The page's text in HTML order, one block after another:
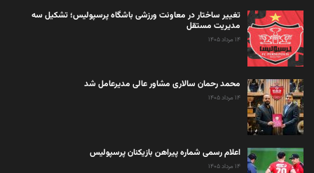
تغییر ساختار در معاونت ورزشی باشگاه پرسپولیس؛ تشکیل سه
مدیریت مستقل
۱۴ مرداد ۱۴۰۵
محمد رحمان سالاری مشاور عالی مدیرعامل شد
۱۴ مرداد ۱۴۰۵
اعلام رسمی شماره پیراهن بازیکنان پرسپولیس
۱۴ مرداد ۱۴۰۵